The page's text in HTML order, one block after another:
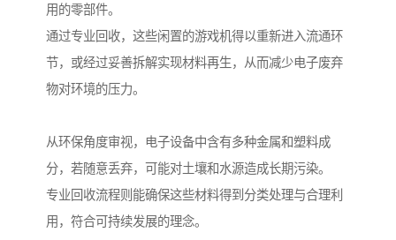
用的零部件。
通过专业回收，这些闲置的游戏机得以重新进入流通环
节，或经过妥善拆解实现材料再生，从而减少电子废弃
物对环境的压力。
从环保角度审视，电子设备中含有多种金属和塑料成
分，若随意丢弃，可能对土壤和水源造成长期污染。
专业回收流程则能确保这些材料得到分类处理与合理利
用，符合可持续发展的理念。